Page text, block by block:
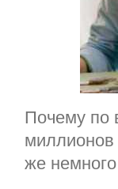
Почему по
миллионов
же